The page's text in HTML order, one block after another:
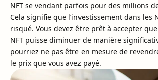
NFT se vendant parfois pour des millions
Cela signifie que l’investissement dans les
risqué. Vous devez être prêt à accepter
NFT puisse diminuer de manière
pourriez ne pas être en mesure de
le prix que vous avez payé.